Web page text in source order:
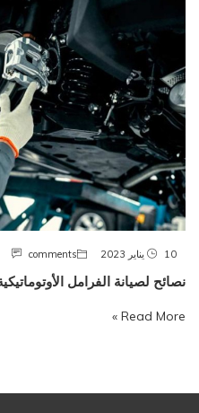
10 يناير 2023 comments
نصائح لصيانة الفرامل الأوتوماتيكية
Read More »